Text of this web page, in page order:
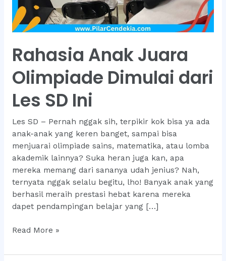
Rahasia Anak Juara
Olimpiade Dimulai dari
Les SD Ini
Les SD – Pernah nggak sih, terpikir kok bisa ya ada
anak-anak yang keren banget, sampai bisa
menjuarai olimpiade sains, matematika, atau lomba
akademik lainnya? Suka heran juga kan, apa
mereka memang dari sananya udah jenius? Nah,
ternyata nggak selalu begitu, lho! Banyak anak yang
berhasil meraih prestasi hebat karena mereka
dapet pendampingan belajar yang […]
Rahasia
Juara
Read More »